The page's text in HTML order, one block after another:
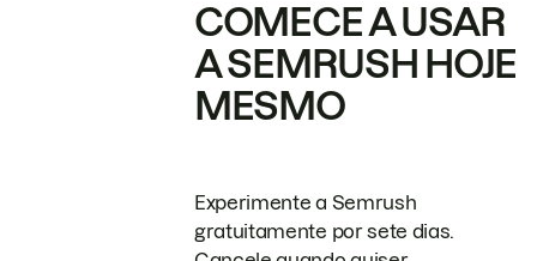
COMECE A USAR
A SEMRUSH HOJE
MESMO
Experimente a Semrush
gratuitamente por sete dias.